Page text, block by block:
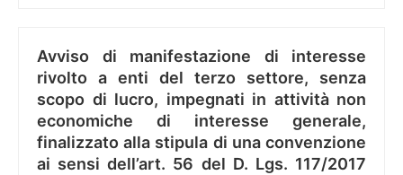
Avviso di manifestazione di interesse
rivolto a enti del terzo settore, senza
scopo di lucro, impegnati in attività non
economiche di interesse generale,
finalizzato alla stipula di una convenzione
ai sensi dell’art. 56 del D. Lgs. 117/2017